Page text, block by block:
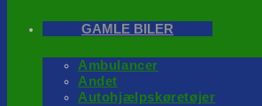
GAMLE BILER
Ambulancer
Andet
Autohjælpskøretøjer